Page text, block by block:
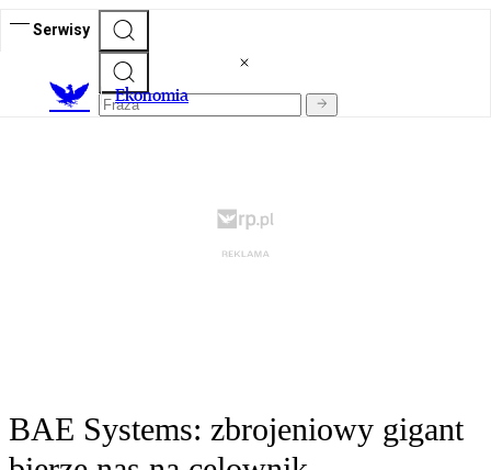
Serwisy
Ekonomia
BAE Systems: zbrojeniowy gigant